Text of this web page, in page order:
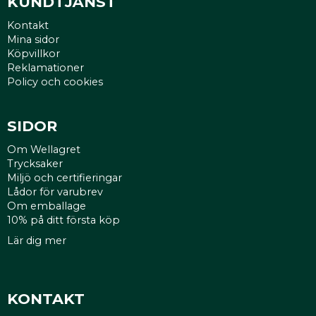
Kontakt
Mina sidor
Köpvillkor
Reklamationer
Policy och cookies
SIDOR
Om Wellagret
Trycksaker
Miljö och certifieringar
Lådor för varubrev
Om emballage
10% på ditt första köp
Lär dig mer
KONTAKT